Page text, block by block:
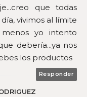
que todas
vivimos al límite
yo intento
debería...ya nos
los productos
Responder